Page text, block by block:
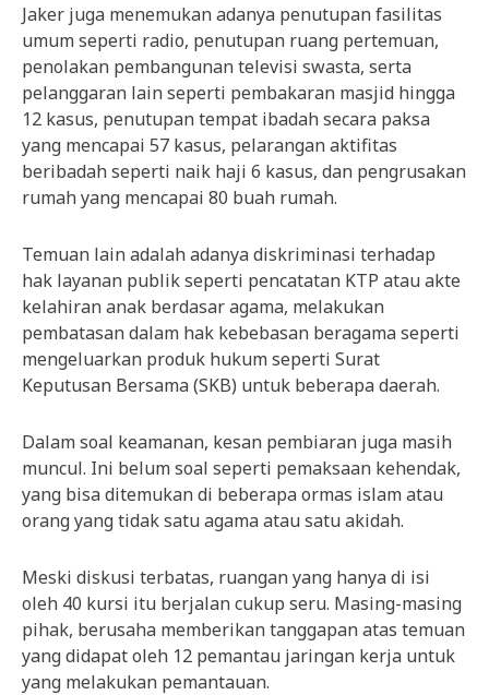
Jaker juga menemukan adanya penutupan fasilitas
umum seperti radio, penutupan ruang pertemuan,
penolakan pembangunan televisi swasta, serta
pelanggaran lain seperti pembakaran masjid hingga
12 kasus, penutupan tempat ibadah secara paksa
yang mencapai 57 kasus, pelarangan aktifitas
beribadah seperti naik haji 6 kasus, dan pengrusakan
rumah yang mencapai 80 buah rumah.
Temuan lain adalah adanya diskriminasi terhadap
hak layanan publik seperti pencatatan KTP atau akte
kelahiran anak berdasar agama, melakukan
pembatasan dalam hak kebebasan beragama seperti
mengeluarkan produk hukum seperti Surat
Keputusan Bersama (SKB) untuk beberapa daerah.
Dalam soal keamanan, kesan pembiaran juga masih
muncul. Ini belum soal seperti pemaksaan kehendak,
yang bisa ditemukan di beberapa ormas islam atau
orang yang tidak satu agama atau satu akidah.
Meski diskusi terbatas, ruangan yang hanya di isi
oleh 40 kursi itu berjalan cukup seru. Masing-masing
pihak, berusaha memberikan tanggapan atas temuan
yang didapat oleh 12 pemantau jaringan kerja untuk
yang melakukan pemantauan.